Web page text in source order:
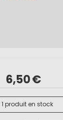
6,50€
1 produit en stock